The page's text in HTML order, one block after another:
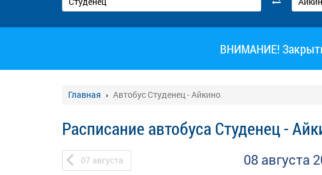
ВНИМАНИЕ!
Главная Автобус Студенец - Айкино
Расписание автобуса Студенец -
07 августа 08 августа